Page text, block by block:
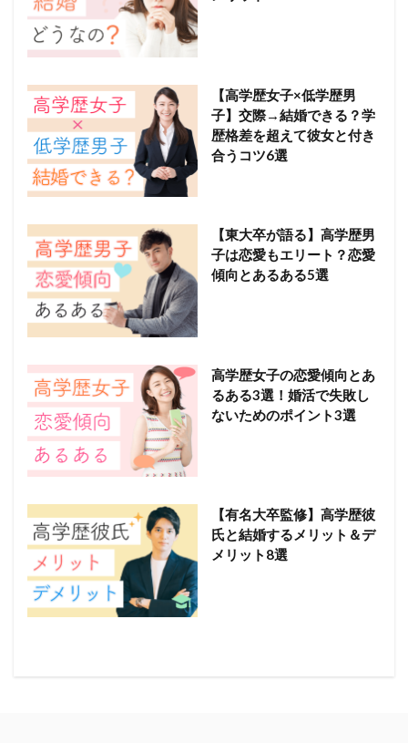
【高学歴女子×低学歴男
子】交際→結婚できる？学
歴格差を超えて彼女と付き
合うコツ6選
【東大卒が語る】高学歴男
子は恋愛もエリート？恋愛
傾向とあるある5選
高学歴女子の恋愛傾向とあ
るある3選！婚活で失敗し
ないためのポイント3選
【有名大卒監修】高学歴彼
氏と結婚するメリット＆デ
メリット8選